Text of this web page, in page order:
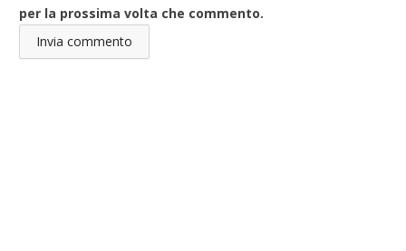
per la prossima volta che commento.